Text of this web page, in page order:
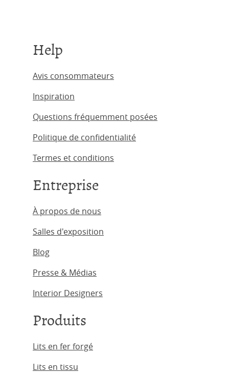
Help
Avis consommateurs
Inspiration
Questions fréquemment posées
Politique de confidentialité
Termes et conditions
Entreprise
À propos de nous
Salles d'exposition
Blog
Presse & Médias
Interior Designers
Produits
Lits en fer forgé
Lits en tissu